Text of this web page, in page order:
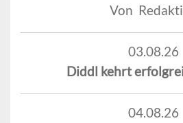
Von
03.08.26
Diddl kehrt
04.08.26